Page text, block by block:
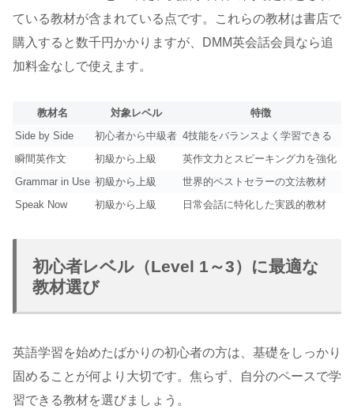
ている教材が含まれている点です。これらの教材は書店で
購入すると数千円かかりますが、DMM英会話会員なら追
加料金なしで使えます。
教材名 対象レベル
特徴
Side by Side
初心者から中級者 4技能をバランスよく学習できる
瞬間英作文
初級から上級
英作文力とスピーキング力を強化
Grammar in Use 初級から上級
世界的ベストセラーの文法教材
Speak Now
初級から上級 日常会話に特化した実践的教材
初心者レベル（Level 1～3）に最適な
教材選び
英語学習を始めたばかりの初心者の方は、基礎をしっかり
固めることが何より大切です。焦らず、自分のペースで学
習できる教材を選びましょう。